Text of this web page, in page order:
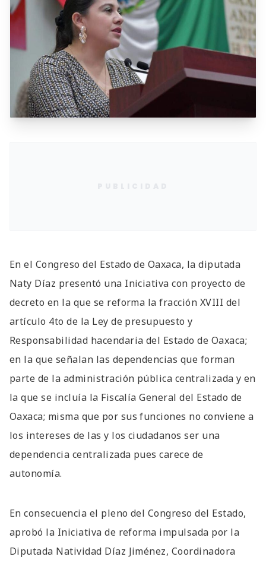
En el Congreso del Estado de Oaxaca, la diputada
Naty Díaz presentó una Iniciativa con proyecto de
decreto en la que se reforma la fracción XVIII del
artículo 4to de la Ley de presupuesto y
Responsabilidad hacendaria del Estado de Oaxaca;
en la que señalan las dependencias que forman
parte de la administración pública centralizada y en
la que se incluía la Fiscalía General del Estado de
Oaxaca; misma que por sus funciones no conviene a
los intereses de las y los ciudadanos ser una
dependencia centralizada pues carece de
autonomía.
En consecuencia el pleno del Congreso del Estado,
aprobó la Iniciativa de reforma impulsada por la
Diputada Natividad Díaz Jiménez, Coordinadora